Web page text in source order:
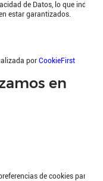
de Datos, lo que indica
estar garantizados.
por CookieFirst
en
de cookies para